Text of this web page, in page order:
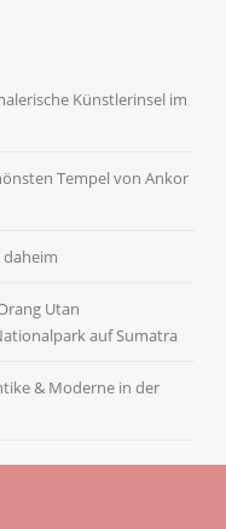
Künstlerinsel im
Tempel von Ankor
daheim
Utan
auf Sumatra
& Moderne in der